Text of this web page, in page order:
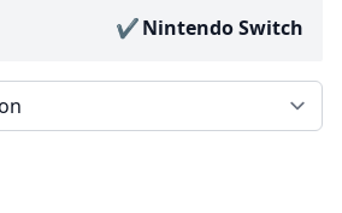
Nintendo Switch